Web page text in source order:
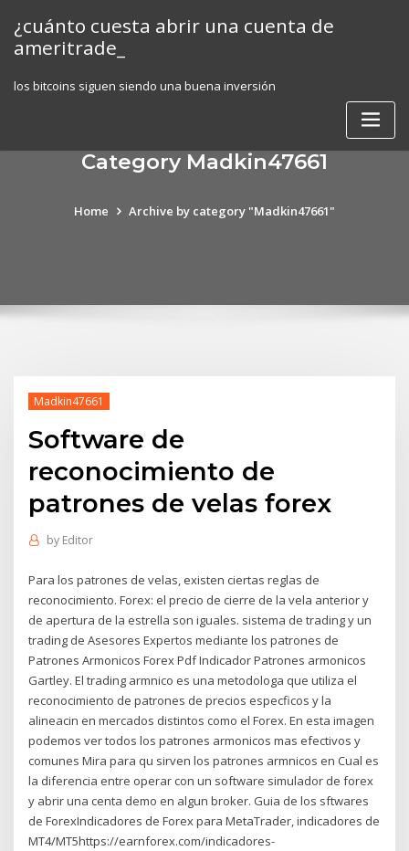
content
¿cuánto cuesta abrir una cuenta de
ameritrade_
los bitcoins siguen siendo una buena inversión
Category Madkin47661
Home Archive by category "Madkin47661"
Madkin47661
Software de
reconocimiento de
patrones de velas forex
by Editor
Para los patrones de velas, existen ciertas reglas de
reconocimiento. Forex: el precio de cierre de la vela anterior y
de apertura de la estrella son iguales. sistema de trading y un
trading de Asesores Expertos mediante los patrones de
Patrones Armonicos Forex Pdf Indicador Patrones armonicos
Gartley. El trading armnico es una metodologa que utiliza el
reconocimiento de patrones de precios especficos y la
alineacin en mercados distintos como el Forex. En esta imagen
podemos ver todos los patrones armonicos mas efectivos y
comunes Mira para qu sirven los patrones armnicos en Cual es
la diferencia entre operar con un software simulador de forex
y abrir una centa demo en algun broker. Guia de los sftwares
de ForexIndicadores de Forex para MetaTrader, indicadores de
MT4/MT5https://earnforex.com/indicadores-